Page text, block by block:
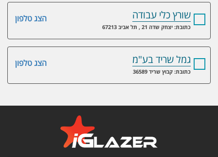
הצג טלפון שורץ כלי עבודה
כתובת: יצחק שדה 21 , תל אביב 67213
הצג טלפון גמל שריד בע"מ
כתובת: קבוץ שריד 36589